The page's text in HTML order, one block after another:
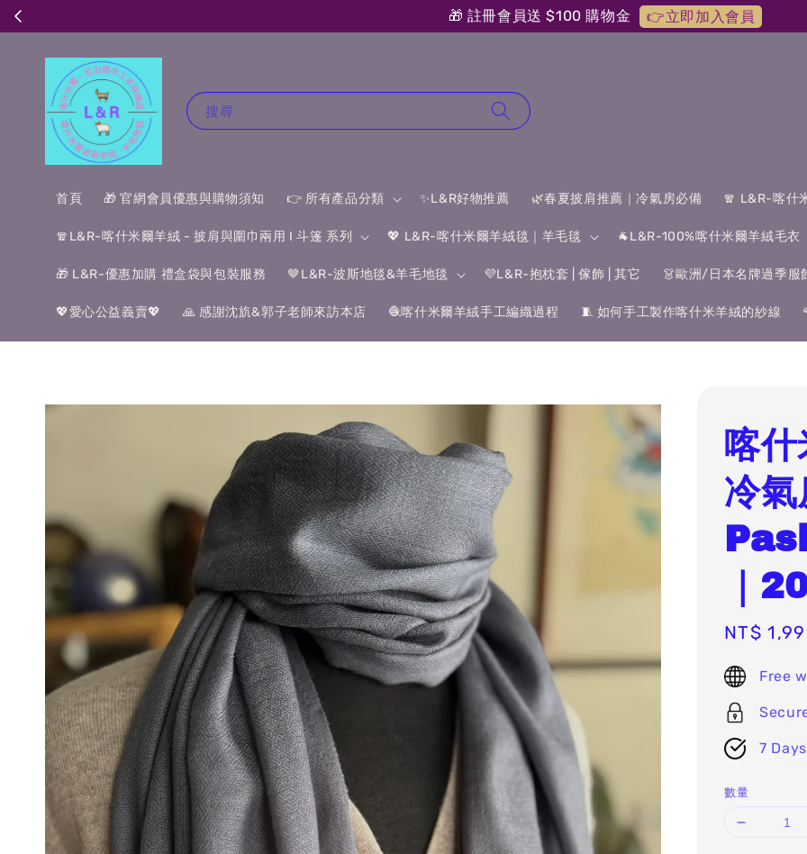
🎁 註冊會員送 $100 購物金 👉立即加入會員
搜尋
首頁 🎁 官網會員優惠與購物須知 👉 所有產品分類 ✨L&R好物推薦 🌿春夏披肩推薦｜冷氣房必備 🧣 L&R-喀什
🧣L&R-喀什米爾羊絨 - 披肩與圍巾兩用 I 斗篷 系列 💖 L&R-喀什米爾羊絨毯｜羊毛毯 🐐L&R-100%喀什米爾羊絨毛衣
🎁 L&R-優惠加購 禮盒袋與包裝服務 🤎L&R-波斯地毯&羊毛地毯 💜L&R-抱枕套 | 傢飾 | 其它 👗歐洲/日本名牌過季服
💖愛心公益義賣💖 🙏 感謝沈斻&郭子老師來訪本店 🧶喀什米爾羊絨手工編織過程 🧵 如何手工製作喀什米羊絨的紗線
喀什
冷氣
｜
Sale
NT$
Free
7
數量